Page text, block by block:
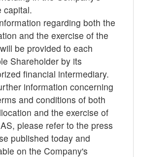
capital.
regarding both the
and the exercise of the
be provided to each
Shareholder by its
financial intermediary.
information concerning
and conditions of both
and the exercise of
please refer to the press
published today and
on the Company's